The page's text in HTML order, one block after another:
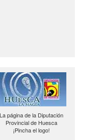
La página de la Diputación
Provincial de Huesca
¡Pincha el logo!